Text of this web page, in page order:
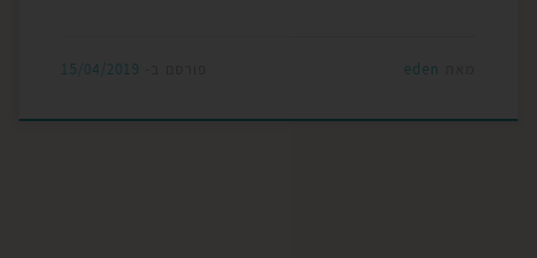
eden
15/04/2019